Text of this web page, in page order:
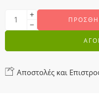
Αποστολές και